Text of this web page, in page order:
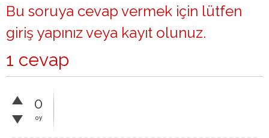
Bu soruya cevap vermek için lütfen
giriş yapınız veya kayıt olunuz.
1 cevap
0
oy